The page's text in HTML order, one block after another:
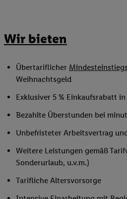
Wir bieten
Übertariflicher
Weihnachtsgeld
Exklusiver 5 % Einkaufsrabatt
Bezahlte Überstunden bei
Unbefristeter Arbeitsvertrag
Weitere Leistungen gemäß
Sonderurlaub, u.v.m.)
Tarifliche Altersvorsorge